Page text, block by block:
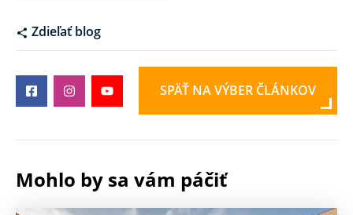
Zdieľať blog
SPÄŤ NA VÝBER ČLÁNKOV
Mohlo by sa vám páčiť